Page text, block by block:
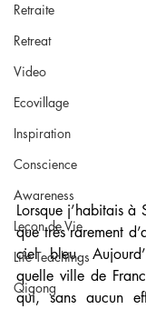
Retraite
Retreat
Video
Ecovillage
Inspiration
Conscience
Awareness
Leçon de Vie
Life Teachings
Qigong
Lorsque j’habitais à
que très rarement
ciel bleu.
quelle ville de
qui, sans aucun